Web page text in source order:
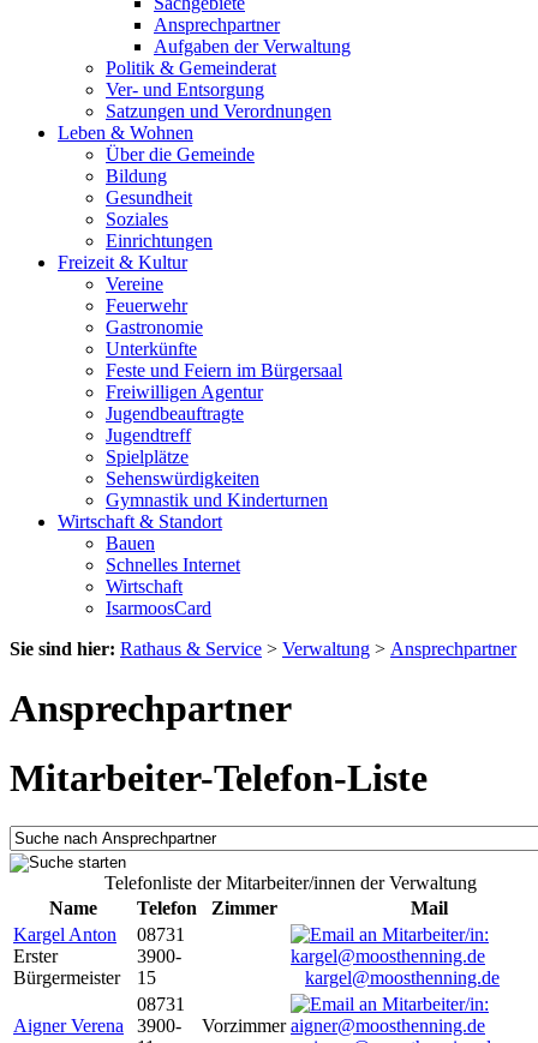
Ansprechpartner
Aufgaben der Verwaltung
Politik & Gemeinderat
Ver- und Entsorgung
Satzungen und Verordnungen
Leben & Wohnen
Über die Gemeinde
Bildung
Gesundheit
Soziales
Einrichtungen
Freizeit & Kultur
Vereine
Feuerwehr
Gastronomie
Unterkünfte
Feste und Feiern im Bürgersaal
Freiwilligen Agentur
Jugendbeauftragte
Jugendtreff
Spielplätze
Sehenswürdigkeiten
Gymnastik und Kinderturnen
Wirtschaft & Standort
Bauen
Schnelles Internet
Wirtschaft
IsarmoosCard
Sie sind hier: Rathaus & Service > Verwaltung > Ansprechpartner
Ansprechpartner
Mitarbeiter-Telefon-Liste
Telefonliste der Mitarbeiter/innen der Verwaltung
Name
Telefon Zimmer
Mail
Kargel Anton
Erster
Bürgermeister
08731
3900-
15
kargel@moosthenning.de
Aigner Verena
08731
3900-
Vorzimmer